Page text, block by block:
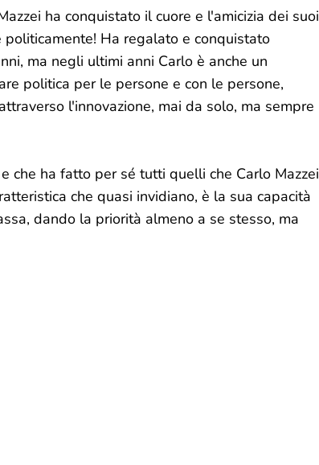
ha conquistato il cuore e l'amicizia dei suoi
Ha regalato e conquistato
ma negli ultimi anni Carlo è anche un
politica per le persone e con le persone,
l'innovazione, mai da solo, ma sempre
che ha fatto per sé tutti quelli che Carlo Mazzei
che quasi invidiano, è la sua capacità
dando la priorità almeno a se stesso, ma